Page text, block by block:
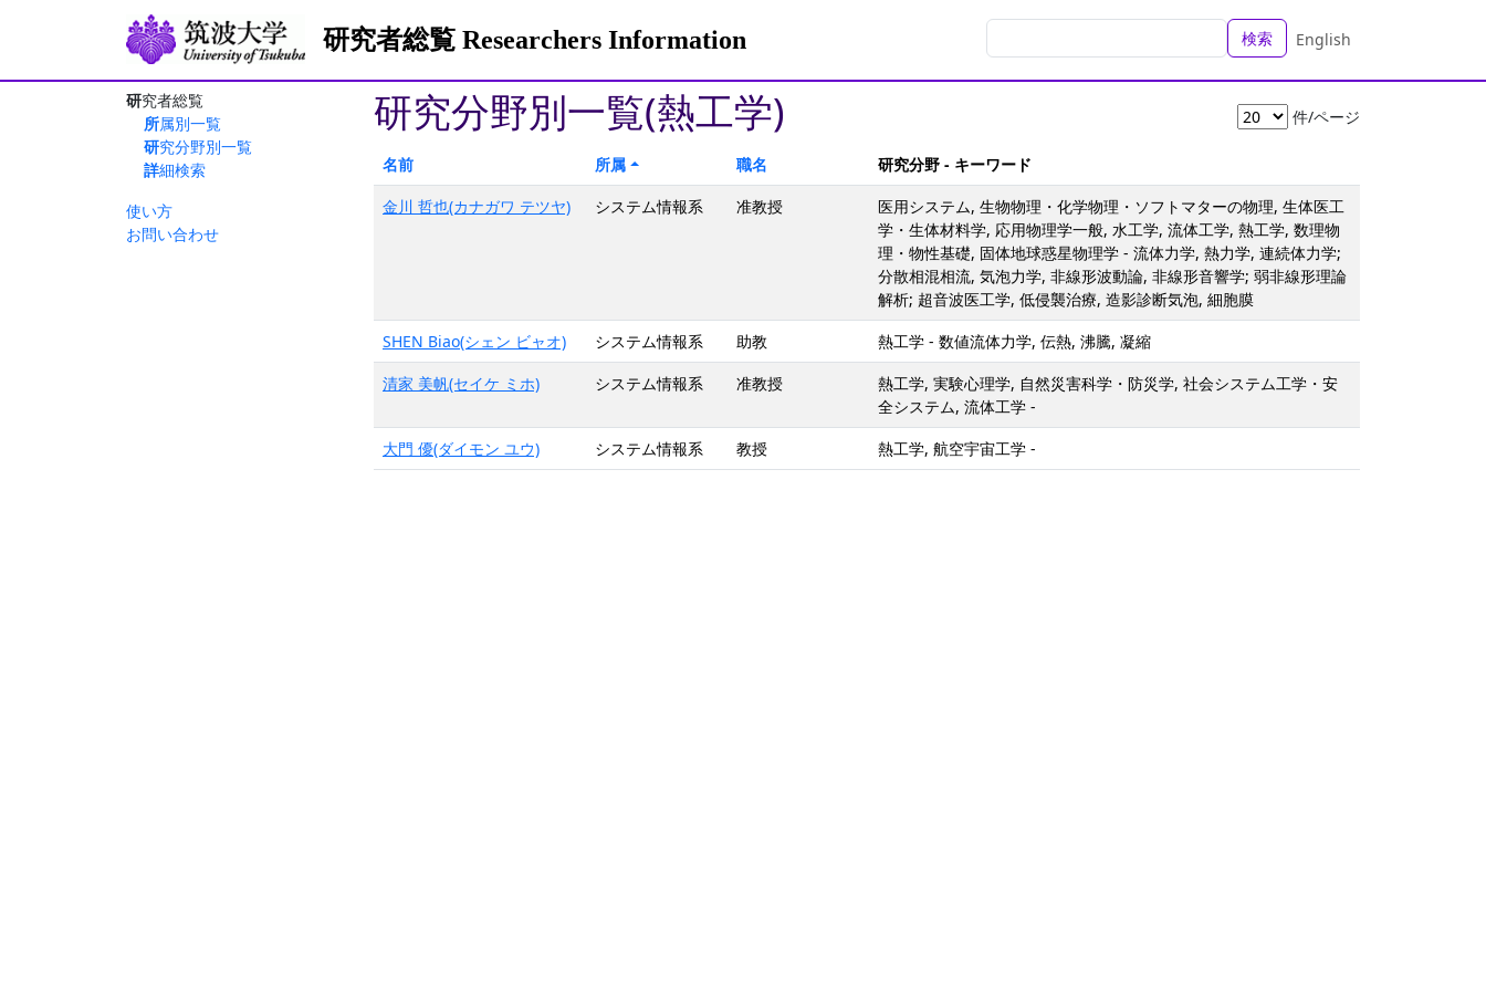
研究者総覧 Researchers Information 検索 English
研究者総覧
所属別一覧
研究分野別一覧
詳細検索
使い方
お問い合わせ
研究分野別一覧(熱工学) 件/ページ
名前 所属 職名
研究分野 - キーワード
金川 哲也(カナガワ テツヤ)
システム情報系 准教授
医用システム, 生物物理・化学物理・ソフトマターの物理, 生体医工
学・生体材料学, 応用物理学一般, 水工学, 流体工学, 熱工学, 数理物
理・物性基礎, 固体地球惑星物理学 - 流体力学, 熱力学, 連続体力学;
分散相混相流, 気泡力学, 非線形波動論, 非線形音響学; 弱非線形理論
解析; 超音波医工学, 低侵襲治療, 造影診断気泡, 細胞膜
SHEN Biao(シェン ビャオ)
システム情報系 助教
熱工学 - 数値流体力学, 伝熱, 沸騰, 凝縮
清家 美帆(セイケ ミホ)
システム情報系 准教授
熱工学, 実験心理学, 自然災害科学・防災学, 社会システム工学・安
全システム, 流体工学 -
大門 優(ダイモン ユウ)
システム情報系 教授 熱工学, 航空宇宙工学 -